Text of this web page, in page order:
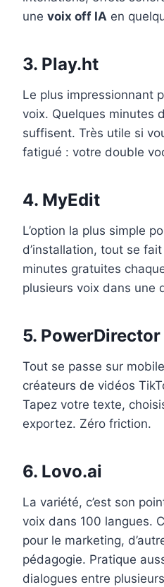
une voix off IA en
3. Play.ht
Le plus impressionnant
voix. Quelques minutes
suffisent. Très utile si
fatigué : votre double
4. MyEdit
L’option la plus simple
d’installation, tout se
minutes gratuites
plusieurs voix dans une
5.
Tout se passe sur
créateurs de vidéos
Tapez votre texte,
exportez. Zéro friction.
6. Lovo.ai
La variété, c’est son
voix dans 100 langues.
pour le marketing,
pédagogie. Pratique
dialogues entre